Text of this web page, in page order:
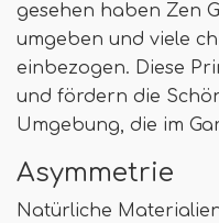
gesehen haben Zen
umgeben und viele
einbezogen. Diese
und fördern die
Umgebung, die im
Asymmetrie
Natürliche